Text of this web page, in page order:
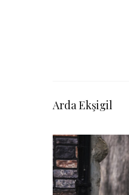
Arda Ekşigil